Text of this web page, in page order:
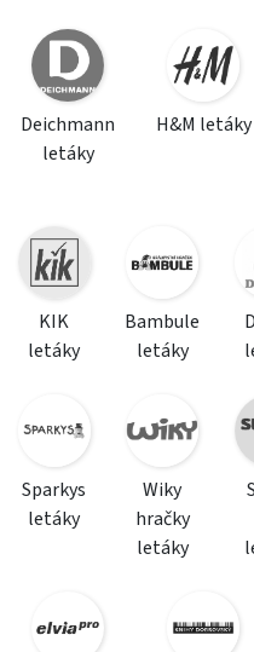
Deichmann
letáky
H&M letáky
KIK
letáky
Bambule
letáky
Sparkys
letáky
Wiky
hračky
letáky